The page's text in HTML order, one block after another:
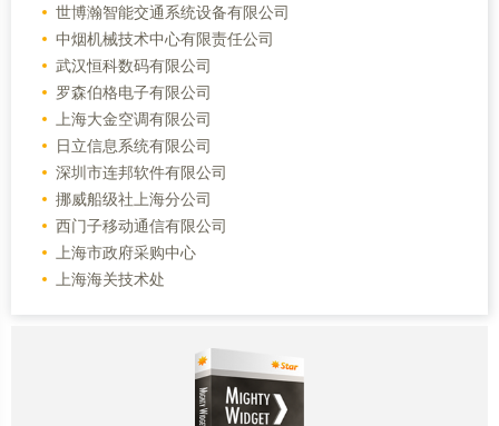
世博瀚智能交通系统设备有限公司
中烟机械技术中心有限责任公司
武汉恒科数码有限公司
罗森伯格电子有限公司
上海大金空调有限公司
日立信息系统有限公司
深圳市连邦软件有限公司
挪威船级社上海分公司
西门子移动通信有限公司
上海市政府采购中心
上海海关技术处